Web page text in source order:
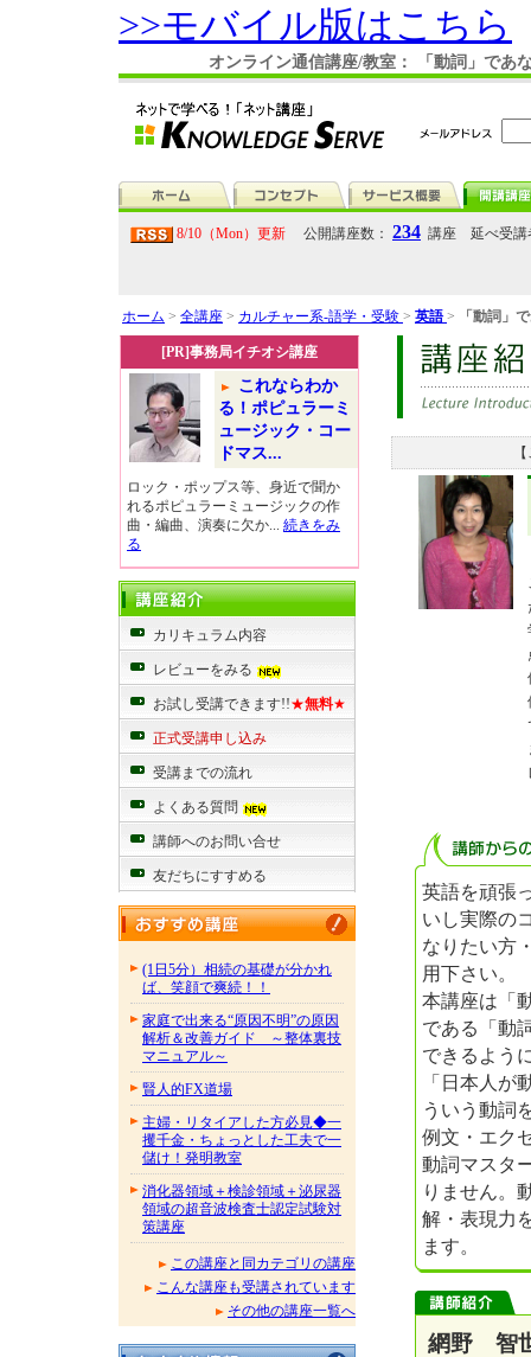
>>モバイル版はこちら
オンライン通信講座/教室： 「動詞」であ
8/10（Mon）更新 公開講座数： 234 講座 延べ受講
ホーム > 全講座 > カルチャー系-語学・受験 > 英語> 「動詞」
[PR]事務局イチオシ講座
これならわか
る！ポピュラーミ
ュージック・コー
ドマス...
ロック・ポップス等、身近で聞か
れるポピュラーミュージックの作
曲・編曲、演奏に欠か... 続きをみ
る
カリキュラム内容
レビューをみる
お試し受講できます!!★無料★
正式受講申し込み
受講までの流れ
よくある質問
講師へのお問い合せ
友だちにすすめる
(1日5分）相続の基礎が分かれ
ば、笑顔で爽続！！
家庭で出来る“原因不明”の原因
解析＆改善ガイド ～整体裏技
マニュアル～
賢人的FX道場
主婦・リタイアした方必見◆一
攫千金・ちょっとした工夫で一
儲け！発明教室
消化器領域＋検診領域＋泌尿器
領域の超音波検査士認定試験対
策講座
この講座と同カテゴリの講座
こんな講座も受講されています
その他の講座一覧へ
英語を頑張
いし実際の
なりたい方
用下さい。
本講座は「
である「動
できるよう
「日本人
ういう動詞
例文・エク
動詞マスタ
りません。
解・表現力
ます。
網野 智